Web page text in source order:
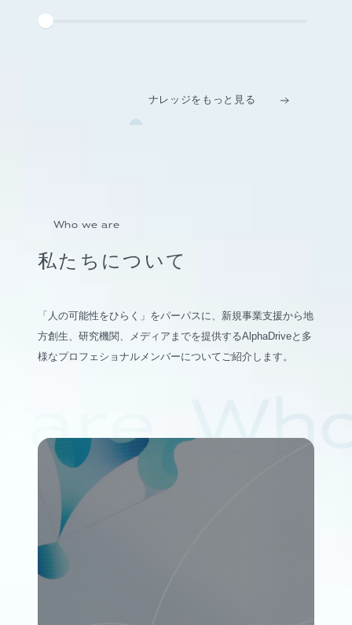
ナレッジをもっと見る
Who we are
私たちについて
「人の可能性をひらく」をパーパスに、新規事業支援から地
方創生、研究機関、メディアまでを提供するAlphaDriveと多
様なプロフェショナルメンバーについてご紹介します。